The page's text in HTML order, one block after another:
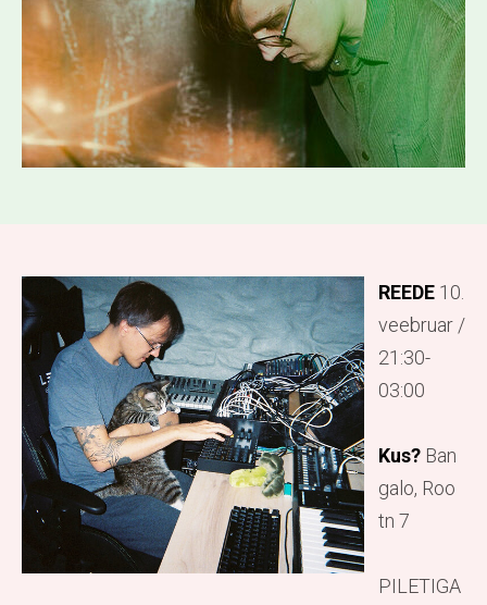
REEDE10.
veebruar /
21:30-
03:00
Kus?Ban
galo, Roo
tn 7
PILETIGA